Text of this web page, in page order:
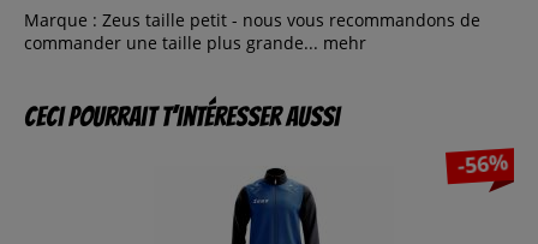
Marque : Zeus taille petit - nous vous recommandons de
commander une taille plus grande... mehr
Ceci pourrait t’intéresser aussi
-56%